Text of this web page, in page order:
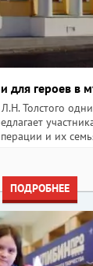
для героев в
Толстого
и их
ПОДРОБНЕЕ